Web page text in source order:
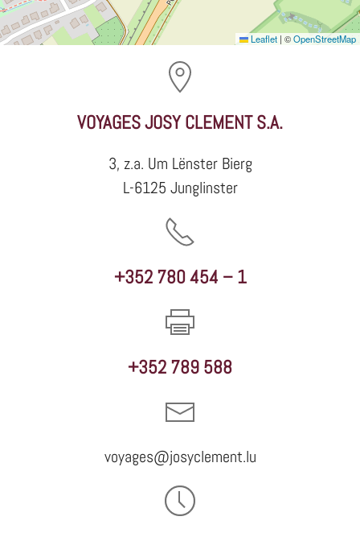
Leaflet | ©OpenStreetMap
VOYAGES JOSY CLEMENT S.A.
3, z.a. Um Lënster Bierg
L-6125 Junglinster
+352 780 454 – 1
+352 789 588
voyages@josyclement.lu